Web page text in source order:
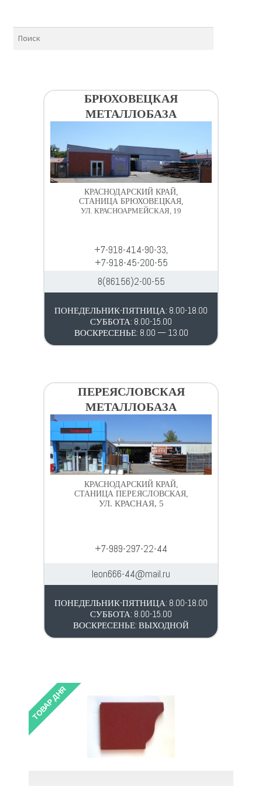
БРЮХОВЕЦКАЯ
МЕТАЛЛОБАЗА
КРАСНОДАРСКИЙ КРАЙ,
СТАНИЦА БРЮХОВЕЦКАЯ,
УЛ. КРАСНОАРМЕЙСКАЯ, 19
+7-918-414-90-33,
+7-918-45-200-55
8(86156)2-00-55
ПОНЕДЕЛЬНИК-ПЯТНИЦА: 8.00-18.00
СУББОТА: 8.00-15.00
ВОСКРЕСЕНЬЕ: 8.00 — 13.00
ПЕРЕЯСЛОВСКАЯ
МЕТАЛЛОБАЗА
КРАСНОДАРСКИЙ КРАЙ,
СТАНИЦА ПЕРЕЯСЛОВСКАЯ,
УЛ. КРАСНАЯ, 5
+7-989-297-22-44
leon666-44@mail.ru
ПОНЕДЕЛЬНИК-ПЯТНИЦА: 8.00-18.00
СУББОТА: 8.00-15.00
ВОСКРЕСЕНЬЕ: ВЫХОДНОЙ
ТОВАР ДНЯ